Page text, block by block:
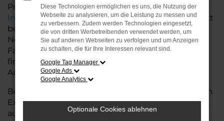
Profitieren Sie von zusätzlichen Services wie
Inzahlungnahme,Wartung und Reparaturendirekt
bei Ihrem Audi Autohaus in der Nähe von
Nordenham. Mit unserer großen Auswahl an
Fahrzeugen und der professionellen Beratung
finden Sie bei uns das Fahrzeug, das Ihre
Ansprüche erfüllt.
Besuchen Sie uns und lassen Sie sich von unserem
Expertenteam beraten – der Audi A6 e-tron wartet
auf Sie!
Diese Technologien ermöglichen es uns, die Nutzung der
Webseite zu analysieren, um die Leistung zu messen und
zu verbessern. Zudem werden Technologien eingesetzt,
die von dritten Werbetreibenden verwendet werden, um
Sie auf anderen Webseiten zu verfolgen und um Anzeigen
zu schalten, die für Ihre Interessen relevant sind.
Google Tag Manager
Google Ads
Google Analytics
Optionale Cookies ablehnen